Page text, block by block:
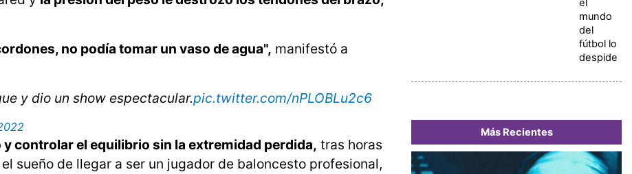
no podía tomar un vaso de agua", manifestó a
y dio un show espectacular.pic.twitter.com/nPLOBLu2c6
controlar el equilibrio sin la extremidad perdida, tras horas
sueño de llegar a ser un jugador de baloncesto profesional,
el
mundo
del
fútbol lo
despide
Más Recientes